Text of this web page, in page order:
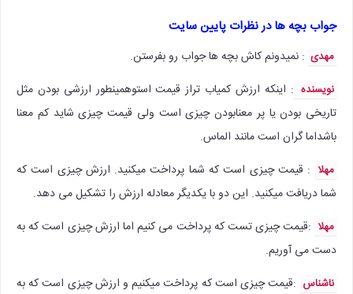
جواب بچه ها در نظرات پایین سایت
مهدی : نمیدونم کاش بچه ها جواب رو بفرستن.
نویسنده : اینکه ارزش کمیاب تراز قیمت استوهمینطور ارزشی بودن مثل
تاریخی بودن یا پر معنابودن چیزی است ولی قیمت چیزی شاید کم معنا
باشداما گران است مانند الماس.
مهلا : قیمت چیزی است که شما پرداخت میکنید. ارزش چیزی است که
شما دریافت میکنید. این دو با یکدیگر معادله ارزش را تشکیل می دهد.
مهلا :‌قیمت چیزی تست که پرداخت می کنیم اما ارزش چیزی است که به
دست می آوریم.
ناشناس :‌قیمت چیزی است که پرداخت میکنیم و ارزش چیزی است که به